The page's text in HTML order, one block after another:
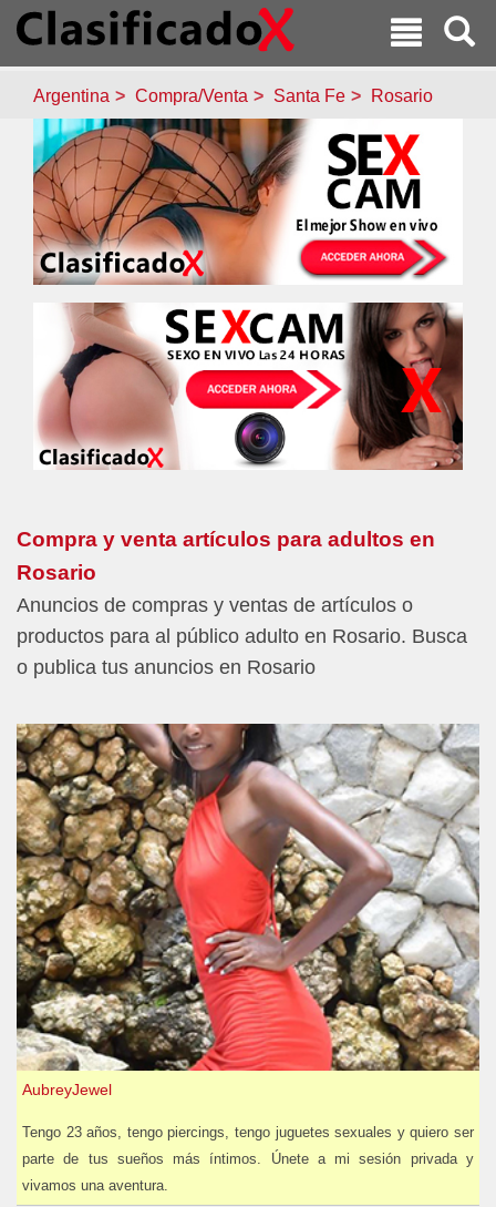
Argentina Compra/Venta Santa Fe Rosario
Compra y venta artículos para adultos en
Rosario
Anuncios de compras y ventas de artículos o
productos para al público adulto en Rosario. Busca
o publica tus anuncios en Rosario
AubreyJewel
Tengo 23 años, tengo piercings, tengo juguetes sexuales y quiero ser
parte de tus sueños más íntimos. Únete a mi sesión privada y
vivamos una aventura.